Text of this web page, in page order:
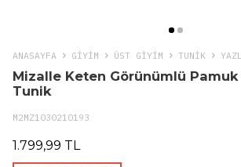
ANASAYFA GIYIM ÜST GİYİM TUNIK
Mizalle Keten Görünümlü Pamuk
Tunik
M2MZ1030210193
1.799,99 TL